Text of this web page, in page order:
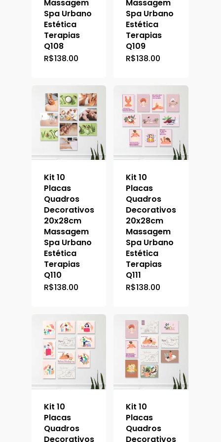
Massagem
Spa Urbano
Estética
Terapias
Q108
R$138.00
Massagem
Spa Urbano
Estética
Terapias
Q109
R$138.00
Kit 10
Placas
Quadros
Decorativos
20x28cm
Massagem
Spa Urbano
Estética
Terapias
Q110
R$138.00
Kit 10
Placas
Quadros
Decorativos
20x28cm
Massagem
Spa Urbano
Estética
Terapias
Q111
R$138.00
Kit 10
Placas
Quadros
Decorativos
Kit 10
Placas
Quadros
Decorativos